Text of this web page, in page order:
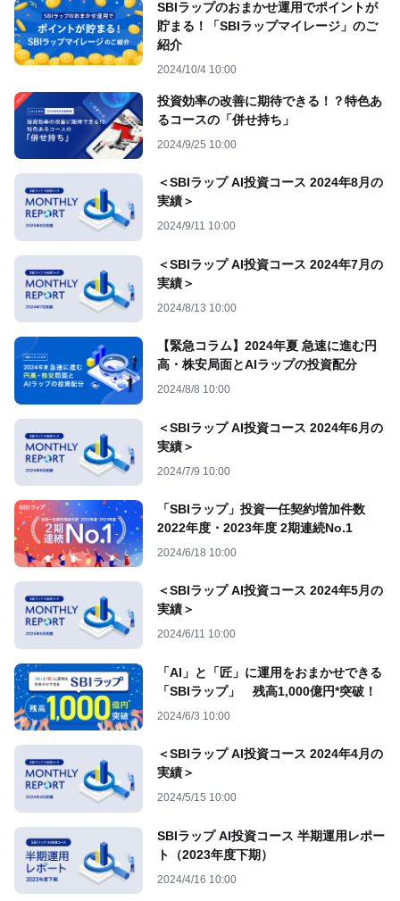
SBIラップのおまかせ運用でポイントが
貯まる！「SBIラップマイレージ」のご
紹介
2024/10/4 10:00
投資効率の改善に期待できる！？特色あ
るコースの「併せ持ち」
2024/9/25 10:00
＜SBIラップ AI投資コース 2024年8月の
実績＞
2024/9/11 10:00
＜SBIラップ AI投資コース 2024年7月の
実績＞
2024/8/13 10:00
【緊急コラム】2024年夏 急速に進む円
高・株安局面とAIラップの投資配分
2024/8/8 10:00
＜SBIラップ AI投資コース 2024年6月の
実績＞
2024/7/9 10:00
「SBIラップ」投資一任契約増加件数
2022年度・2023年度 2期連続No.1
2024/6/18 10:00
＜SBIラップ AI投資コース 2024年5月の
実績＞
2024/6/11 10:00
「AI」と「匠」に運用をおまかせできる
「SBIラップ」 残高1,000億円*突破！
2024/6/3 10:00
＜SBIラップ AI投資コース 2024年4月の
実績＞
2024/5/15 10:00
SBIラップ AI投資コース 半期運用レポー
ト（2023年度下期）
2024/4/16 10:00